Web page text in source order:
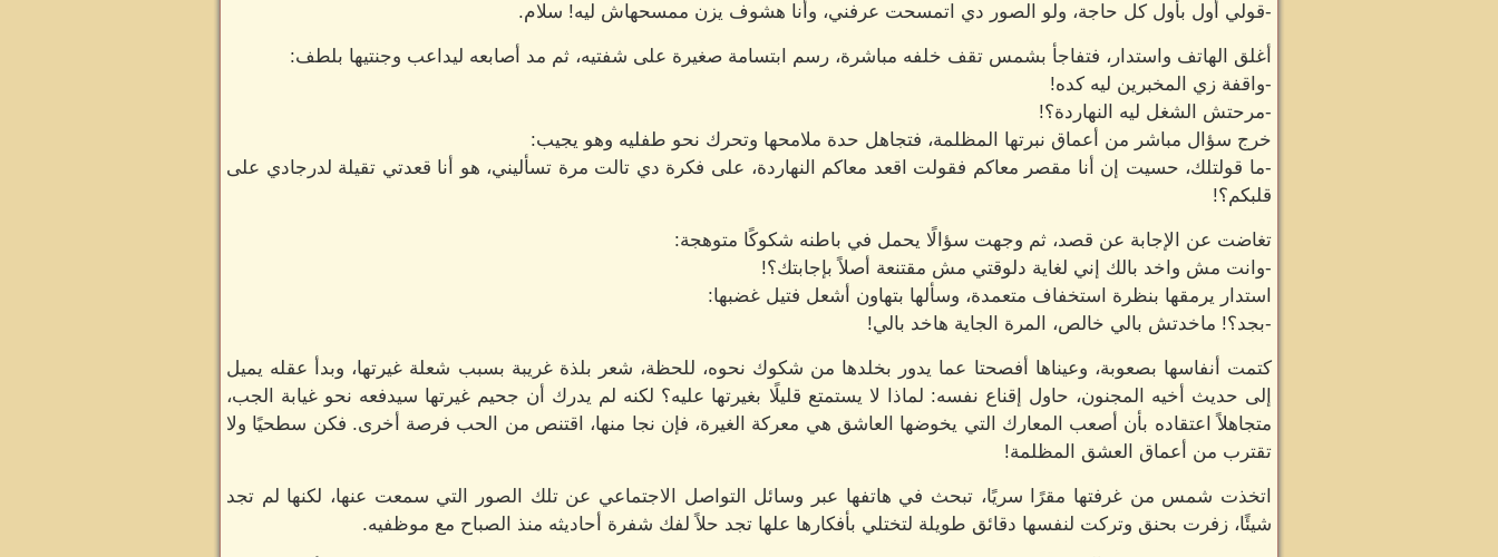
-قولي أول بأول كل حاجة، ولو الصور دي اتمسحت عرفني، وأنا هشوف يزن ممسحهاش ليه! سلام.
أغلق الهاتف واستدار، فتفاجأ بشمس تقف خلفه مباشرة، رسم ابتسامة صغيرة على شفتيه، ثم مد أصابعه ليداعب وجنتيها بلطف:
-واقفة زي المخبرين ليه كده!
-مرحتش الشغل ليه النهاردة؟!
خرج سؤال مباشر من أعماق نبرتها المظلمة، فتجاهل حدة ملامحها وتحرك نحو طفليه وهو يجيب:
-ما قولتلك، حسيت إن أنا مقصر معاكم فقولت اقعد معاكم النهاردة، على فكرة دي تالت مرة تسأليني، هو أنا قعدتي تقيلة لدرجادي على
قلبكم؟!
تغاضت عن الإجابة عن قصد، ثم وجهت سؤالًا يحمل في باطنه شكوكًا متوهجة:
-وانت مش واخد بالك إني لغاية دلوقتي مش مقتنعة أصلاً بإجابتك؟!
استدار يرمقها بنظرة استخفاف متعمدة، وسألها بتهاون أشعل فتيل غضبها:
-بجد؟! ماخدتش بالي خالص، المرة الجاية هاخد بالي!
كتمت أنفاسها بصعوبة، وعيناها أفصحتا عما يدور بخلدها من شكوك نحوه، للحظة، شعر بلذة غريبة بسبب شعلة غيرتها، وبدأ عقله يميل
إلى حديث أخيه المجنون، حاول إقناع نفسه: لماذا لا يستمتع قليلًا بغيرتها عليه؟ لكنه لم يدرك أن جحيم غيرتها سيدفعه نحو غيابة الجب،
متجاهلاً اعتقاده بأن أصعب المعارك التي يخوضها العاشق هي معركة الغيرة، فإن نجا منها، اقتنص من الحب فرصة أخرى. فكن سطحيًا ولا
تقترب من أعماق العشق المظلمة!
اتخذت شمس من غرفتها مقرًا سريًا، تبحث في هاتفها عبر وسائل التواصل الاجتماعي عن تلك الصور التي سمعت عنها، لكنها لم تجد
شيئًا، زفرت بحنق وتركت لنفسها دقائق طويلة لتختلي بأفكارها علها تجد حلاً لفك شفرة أحاديثه منذ الصباح مع موظفيه.